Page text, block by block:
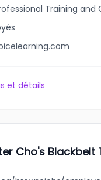
Training and
et détails
Cho's Blackbelt